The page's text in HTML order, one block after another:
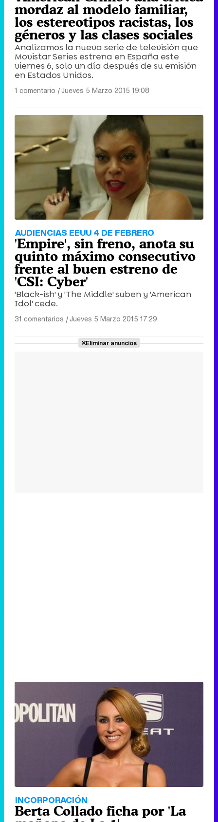
mordaz al modelo familiar,
los estereotipos racistas, los
géneros y las clases sociales
Analizamos la nueva serie de televisión que
Movistar Series estrena en España este
viernes 6, solo un día después de su emisión
en Estados Unidos.
1 comentario |Jueves 5 Marzo 2015 19:08
AUDIENCIAS EEUU 4 DE FEBRERO
'Empire', sin freno, anota su
quinto máximo consecutivo
frente al buen estreno de
'CSI: Cyber'
'Black-ish' y 'The Middle' suben y 'American
Idol' cede.
31 comentarios |Jueves 5 Marzo 2015 17:29
Eliminar anuncios
INCORPORACIÓN
Berta Collado ficha por 'La